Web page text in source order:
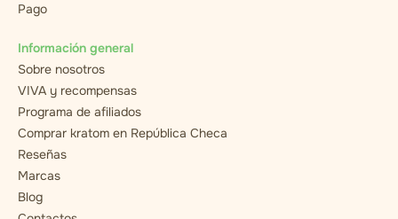
Pago
Información general
Sobre nosotros
VIVA y recompensas
Programa de afiliados
Comprar kratom en República Checa
Reseñas
Marcas
Blog